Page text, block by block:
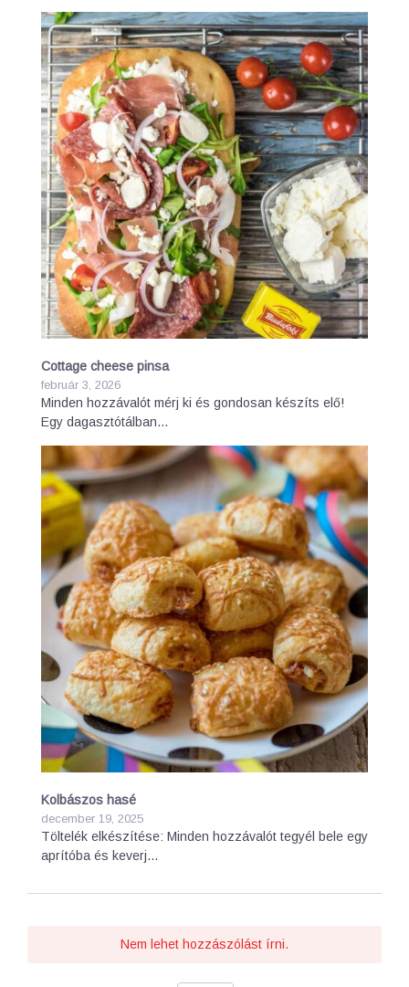
Cottage cheese pinsa
február 3, 2026
Minden hozzávalót mérj ki és gondosan készíts elő!
Egy dagasztótálban…
Kolbászos hasé
december 19, 2025
Töltelék elkészítése: Minden hozzávalót tegyél bele egy
aprítóba és keverj…
Nem lehet hozzászólást írni.